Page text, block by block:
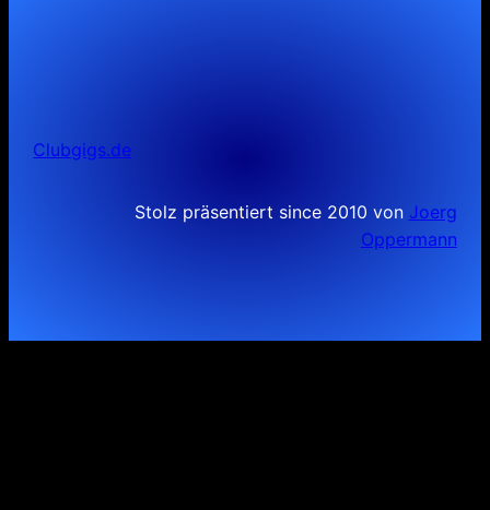
Clubgigs.de
Stolz präsentiert since 2010 von Joerg
Oppermann